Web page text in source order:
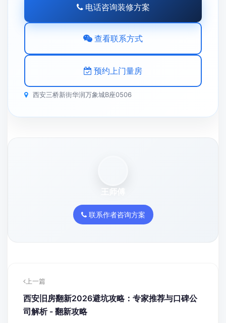
电话咨询装修方案
查看联系方式
预约上门量房
西安三桥新街华润万象城B座0506
王师傅
联系作者咨询方案
上一篇
西安旧房翻新2026避坑攻略：专家推荐与口碑公
司解析 - 翻新攻略